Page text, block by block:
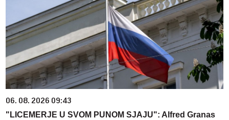
06. 08. 2026 09:43
"LICEMERJE U SVOM PUNOM SJAJU": Alfred Granas